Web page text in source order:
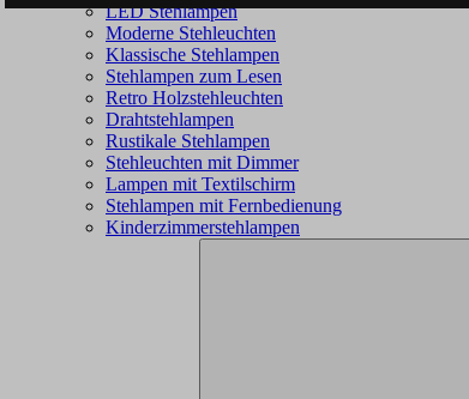
LED Stehlampen
Moderne Stehleuchten
Klassische Stehlampen
Stehlampen zum Lesen
Retro Holzstehleuchten
Drahtstehlampen
Rustikale Stehlampen
Stehleuchten mit Dimmer
Lampen mit Textilschirm
Stehlampen mit Fernbedienung
Kinderzimmerstehlampen